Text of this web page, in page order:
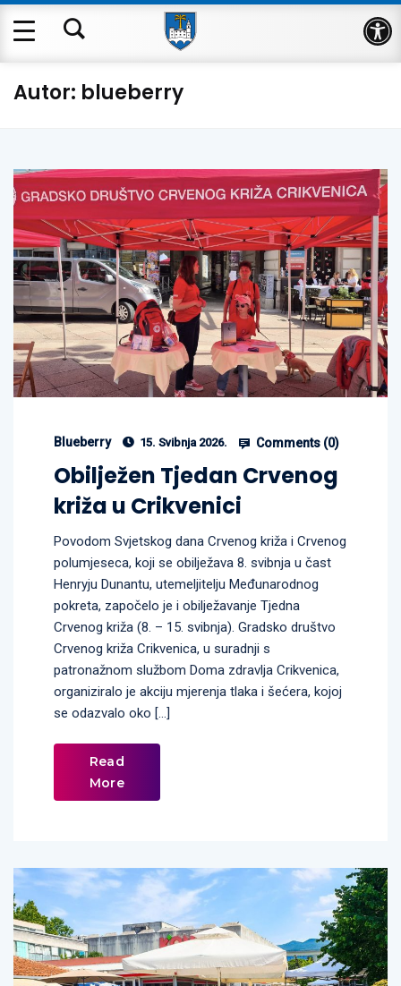
Autor: blueberry
Blueberry 15. Svibnja 2026. Comments (0)
Obilježen Tjedan Crvenog
križa u Crikvenici
Povodom Svjetskog dana Crvenog križa i Crvenog
polumjeseca, koji se obilježava 8. svibnja u čast
Henryju Dunantu, utemeljitelju Međunarodnog
pokreta, započelo je i obilježavanje Tjedna
Crvenog križa (8. – 15. svibnja). Gradsko društvo
Crvenog križa Crikvenica, u suradnji s
patronažnom službom Doma zdravlja Crikvenica,
organiziralo je akciju mjerenja tlaka i šećera, kojoj
se odazvalo oko […]
Read
More